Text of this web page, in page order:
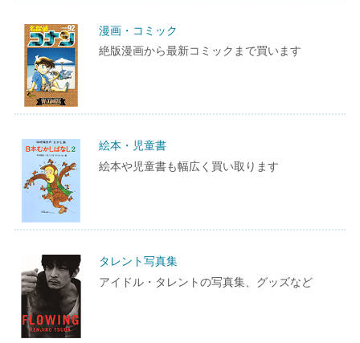
漫画・コミック
絶版漫画から最新コミックまで買います
絵本・児童書
絵本や児童書も幅広く買い取ります
タレント写真集
アイドル・タレントの写真集、グッズなど